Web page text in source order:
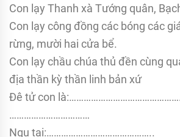
Con lạy Thanh xà Tướng quân,
Con lạy công đồng các bóng các
rừng, mười hai cửa bể.
Con lạy chầu chúa thủ đền cùng
địa thần kỳ thần linh bản xứ
Đê tử con là:……………………………………….
……………………………
Ngụ tại:……………………………………..